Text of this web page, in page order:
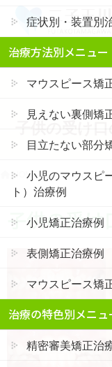
テ
ン
ゲ
ー
子供の受け
HOME 子供の受け口の
子供の受け
症状別・装置別
治療方法別メニュー
マウスピース矯
見えない裏側矯
目立たない部分
小児のマウスピ
ト）治療例
小児矯正治療例
表側矯正治療例
マウスピース矯
治療の特色別メニュ
精密審美矯正治